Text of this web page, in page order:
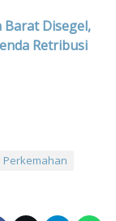
Barat Disegel,
Retribusi
Perkemahan